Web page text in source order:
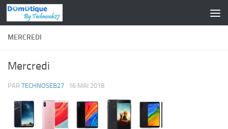
Skip to content
MERCREDI
Mercredi
PAR TECHNOSEB27 · 16 MAI 2018